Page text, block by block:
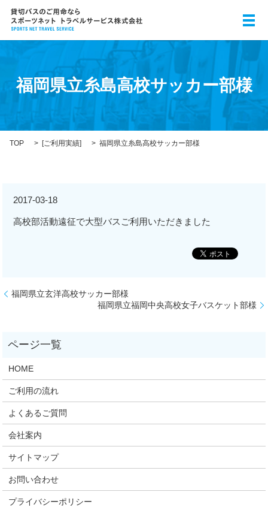
メ
福岡県立糸島高校サッカー部様
TOP [ご利用実績] 福岡県立糸島高校サッカー部様
2017-03-18
高校部活動遠征で大型バスご利用いただきました
福岡県立玄洋高校サッカー部様
福岡県立福岡中央高校女子バスケット部様
HOME
ご利用の流れ
よくあるご質問
会社案内
サイトマップ
お問い合わせ
プライバシーポリシー